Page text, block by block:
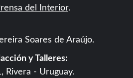
del Interior.
Soares de Araújo.
y Talleres:
Rivera - Uruguay.